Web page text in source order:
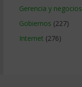
Gerencia y negocios
Gobiernos (227)
Internet (276)